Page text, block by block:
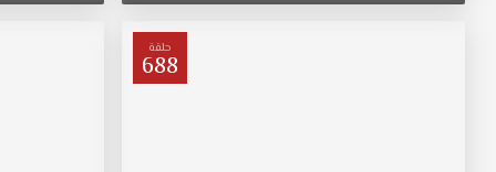
حلقة
688